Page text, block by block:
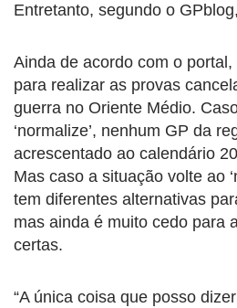
Entretanto, segundo o
Ainda de acordo com o
para realizar as provas
guerra no Oriente Médio.
‘normalize’, nenhum GP da
acrescentado ao calendário
Mas caso a situação volte ao
tem diferentes alternativas
mas ainda é muito cedo para
certas.
“A única coisa que posso